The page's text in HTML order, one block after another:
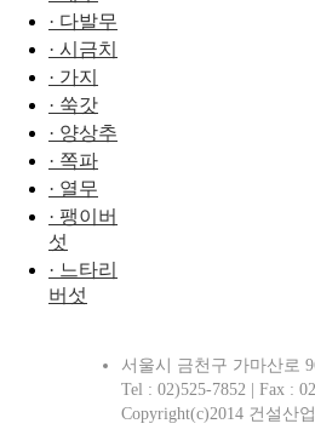
· 다발무
· 시금치
· 가지
· 쑥갓
· 양상추
· 쪽파
· 열무
· 팽이버
섯
· 느타리
버섯
서울시 금천구 가마산로
Tel : 02)525-7852 | Fax :
Copyright(c)2014 건설산